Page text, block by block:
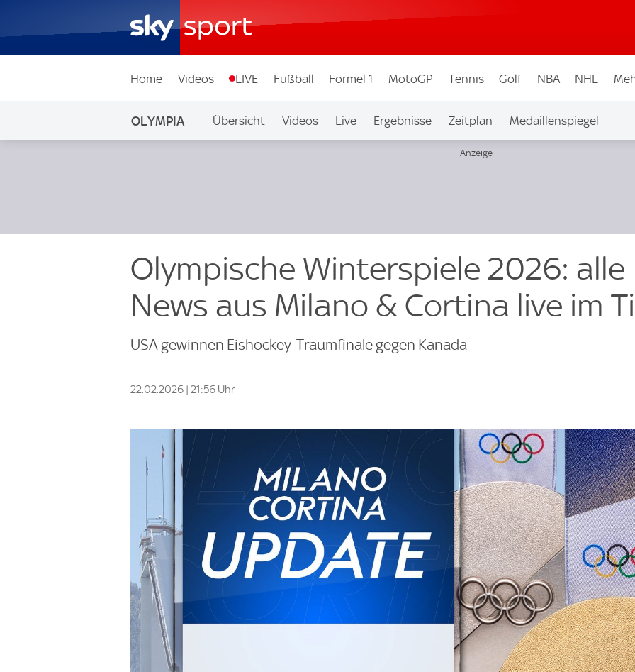
Home Videos LIVE Fußball Formel 1 MotoGP Tennis Golf NBA NHL
OLYMPIA Übersicht Videos Live Ergebnisse Zeitplan Medaillenspiegel
Olympische Winterspiele 2026: alle
News aus Milano & Cortina live im
USA gewinnen Eishockey-Traumfinale gegen Kanada
22.02.2026 | 21:56 Uhr